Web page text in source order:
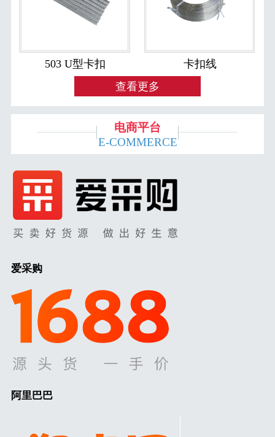
503 U型卡扣
卡扣线
查看更多
电商平台
E-COMMERCE
爱采购
阿里巴巴